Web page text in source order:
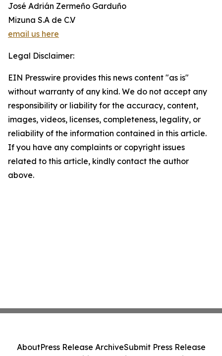
José Adrián Zermeño Garduño
Mizuna S.A de C.V
email us here
Legal Disclaimer:
EIN Presswire provides this news content "as is"
without warranty of any kind. We do not accept any
responsibility or liability for the accuracy, content,
images, videos, licenses, completeness, legality, or
reliability of the information contained in this article.
If you have any complaints or copyright issues
related to this article, kindly contact the author
above.
AboutPress Release ArchiveSubmit Press Release